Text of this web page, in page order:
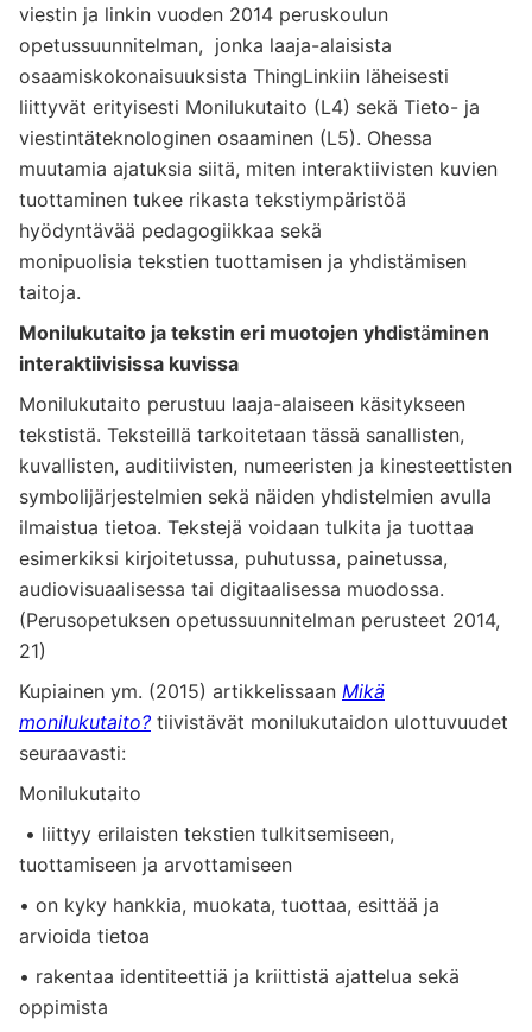
viestin ja linkin vuoden 2014 peruskoulun
opetussuunnitelman, jonka laaja-alaisista
osaamiskokonaisuuksista ThingLinkiin läheisesti
liittyvät erityisesti Monilukutaito (L4) sekä Tieto- ja
viestintäteknologinen osaaminen (L5). Ohessa
muutamia ajatuksia siitä, miten interaktiivisten kuvien
tuottaminen tukee rikasta tekstiympäristöä
hyödyntävää pedagogiikkaa sekä
monipuolisia tekstien tuottamisen ja yhdistämisen
taitoja.
Monilukutaito ja tekstin eri muotojen yhdistäminen
interaktiivisissa kuvissa
Monilukutaito perustuu laaja-alaiseen käsitykseen
tekstistä. Teksteillä tarkoitetaan tässä sanallisten,
kuvallisten, auditiivisten, numeeristen ja kinesteettisten
symbolijärjestelmien sekä näiden yhdistelmien avulla
ilmaistua tietoa. Tekstejä voidaan tulkita ja tuottaa
esimerkiksi kirjoitetussa, puhutussa, painetussa,
audiovisuaalisessa tai digitaalisessa muodossa.
(Perusopetuksen opetussuunnitelman perusteet 2014,
21)
Kupiainen ym. (2015) artikkelissaan Mikä
monilukutaito? tiivistävät monilukutaidon ulottuvuudet
seuraavasti:
Monilukutaito
• liittyy erilaisten tekstien tulkitsemiseen,
tuottamiseen ja arvottamiseen
• on kyky hankkia, muokata, tuottaa, esittää ja
arvioida tietoa
• rakentaa identiteettiä ja kriittistä ajattelua sekä
oppimista